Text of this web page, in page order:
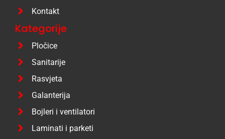
Kontakt
Kategorije
Pločice
Sanitarije
Rasvjeta
Galanterija
Bojleri i ventilatori
Laminati i parketi